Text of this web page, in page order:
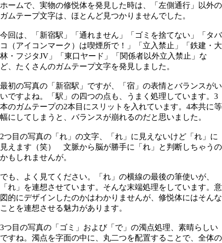
ホームで、実物の修悦体を発見した時は、「左側通行」以外の
ガムテープ文字は、ほとんど見つかりませんでした。
今回は、「新宿駅」「通れません」「ゴミを捨てない」「タバ
コ（アイコンマーク）は喫煙所で！」「立入禁止」「鉄建・大
林・フジタJV」「東口ヤード」「関係者以外立入禁止」な
ど、たくさんのガムテープ文字を発見しました。
最初の写真の「新宿駅」ですが、「宿」の表情とバランスがい
いですよね。「駅」の四つの点も、うまく処理しています。3
本のガムテープの2本目にスリットを入れています。4本共に等
幅にしてしまうと、バランスが崩れるのだと思いました。
2つ目の写真の「れ」の文字、「れ」に見えないけど「れ」に
見えます（笑） 文脈から脳が勝手に「れ」と判断しちゃうの
かもしれませんが。
でも、よく見てください。「れ」の横線の最後の筆使いが、
「れ」を連想させています。そんな末端処理をしています。意
図的にデザインしたのかはわかりませんが、修悦体にはそんな
ことを連想させる魅力があります。
3つ目の写真の「ゴミ」および「で」の濁点処理、素晴らしい
ですね。濁点を字面の中に、丸二つを配置することで、全体の